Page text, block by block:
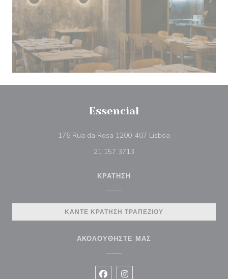
Essencial
176 Rua da Rosa 1200-407 Lisboa
21 157 3713
ΚΡΆΤΗΣΗ
ΚΆΝΤΕ ΚΡΆΤΗΣΗ ΤΡΑΠΕΖΙΟΎ
ΑΚΟΛΟΥΘΉΣΤΕ ΜΑΣ